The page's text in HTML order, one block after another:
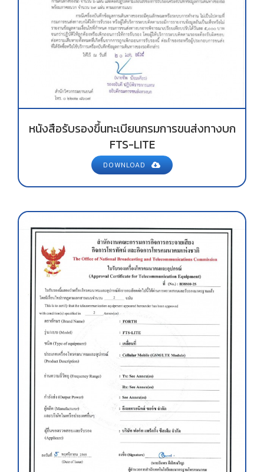
หนังสือรับรองขึ้นทะเบียนกรมการขนส่งทางบก
FTS-LITE
DOWNLOAD